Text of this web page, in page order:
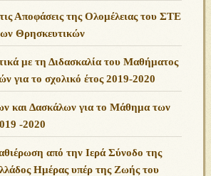
Αποφάσεις της Ολομέλειας του ΣΤΕ
Θρησκευτικών
με τη Διδασκαλία του Μαθήματος
για το σχολικό έτος 2019-2020
και Δασκάλων για το Μάθημα των
-2020
από την Ιερά Σύνοδο της
Ημέρας υπέρ της Ζωής του